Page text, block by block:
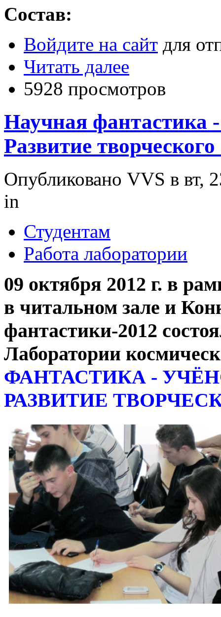
Состав:
Войдите на сайт для
Читать далее
5928 просмотров
Научная фантастика
Развитие
Опубликовано VVS в вт,
in
Студентам
Работа лаборатории
09 октября 2012 г. в
в читальном зале и
фантастики-2012
Лаборатории
ФАНТАСТИКА -
РАЗВИТИЕ